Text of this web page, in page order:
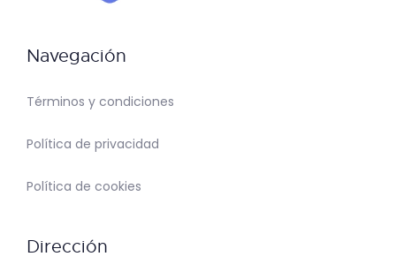
Navegación
Términos y condiciones
Política de privacidad
Política de cookies
Dirección